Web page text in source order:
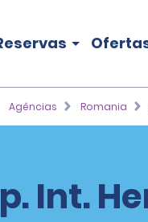
Agências Romania
Int.